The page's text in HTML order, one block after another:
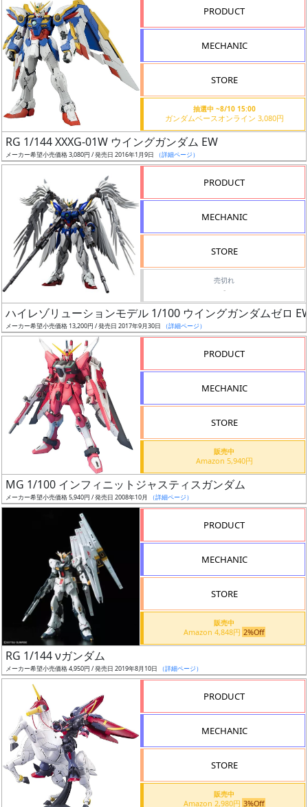
ー
ド
ス
ー
ル
シ
リ
ー
ズ・
況
売
抽
選
庫
復
活
PRODUCT
MECHANIC
STORE
抽選中 ~8/10 15:00
ガンダムベースオンライン 3,080円
RG 1/144 XXXG-01W ウイングガンダム EW
メーカー希望小売価格 3,080円 / 発売日 2016年1月9日 （詳細ページ）
PRODUCT
MECHANIC
STORE
売切れ
-
ハイレゾリューションモデル 1/100 ウイングガンダムゼロ
メーカー希望小売価格 13,200円 / 発売日 2017年9月30日 （詳細ページ）
PRODUCT
MECHANIC
STORE
販売中
Amazon 5,940円
MG 1/100 インフィニットジャスティスガンダム
メーカー希望小売価格 5,940円 / 発売日 2008年10月 （詳細ページ）
PRODUCT
MECHANIC
STORE
販売中
Amazon 4,848円 2%Off
RG 1/144 νガンダム
メーカー希望小売価格 4,950円 / 発売日 2019年8月10日 （詳細ページ）
PRODUCT
MECHANIC
STORE
販売中
Amazon 2,980円 3%Off